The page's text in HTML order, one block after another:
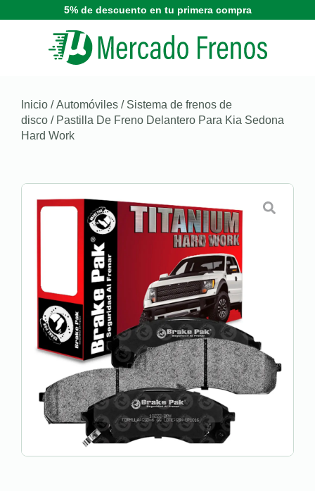
5% de descuento en tu primera compra
Inicio /Automóviles / Sistema de frenos de
disco / Pastilla De Freno Delantero Para Kia Sedona
Hard Work